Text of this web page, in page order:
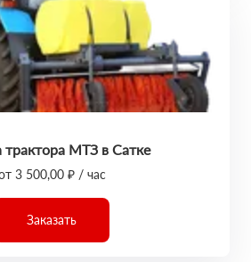
трактора МТЗ в Сатке
3 500,00 ₽ / час
Заказать